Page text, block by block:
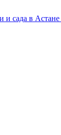
и сада в Астане